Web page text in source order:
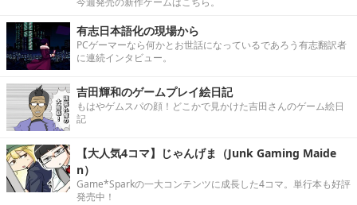
有志日本語化の現場から
PCゲーマーなら何かとお世話になっているであろう有志翻訳者
に連続インタビュー。
吉田輝和のゲームプレイ絵日記
もはやゲムスパの顔！どこかで見かけた吉田さんのゲーム絵日
記
【大人気4コマ】じゃんげま（Junk Gaming Maide
n）
Game*Sparkの一大コンテンツに成長した4コマ。単行本も好評
発売中！